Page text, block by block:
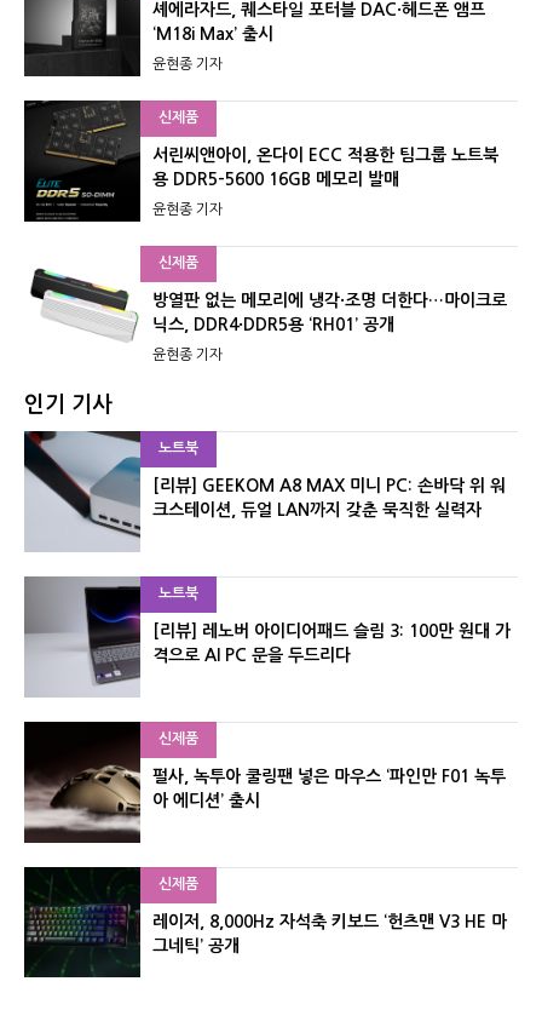
셰에라자드, 퀘스타일 포터블 DAC·헤드폰 앰프
‘M18i Max’ 출시
윤현종 기자
신제품
서린씨앤아이, 온다이 ECC 적용한 팀그룹 노트북
용 DDR5-5600 16GB 메모리 발매
윤현종 기자
신제품
방열판 없는 메모리에 냉각·조명 더한다…마이크로
닉스, DDR4·DDR5용 ‘RH01’ 공개
윤현종 기자
인기 기사
노트북
[리뷰] GEEKOM A8 MAX 미니 PC: 손바닥 위 워
크스테이션, 듀얼 LAN까지 갖춘 묵직한 실력자
노트북
[리뷰] 레노버 아이디어패드 슬림 3: 100만 원대 가
격으로 AI PC 문을 두드리다
신제품
펄사, 녹투아 쿨링팬 넣은 마우스 ‘파인만 F01 녹투
아 에디션’ 출시
신제품
레이저, 8,000Hz 자석축 키보드 ‘헌츠맨 V3 HE 마
그네틱’ 공개